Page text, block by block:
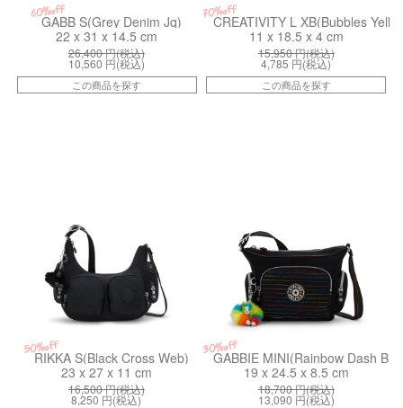
60%off
GABB S(Grey Denim Jq)
22 x 31 x 14.5 cm
26,400円(税込)
10,560 円(税込)
この商品を探す
70%off
CREATIVITY L XB(Bubbles
11 x 18.5 x 4 cm
15,950円(税込)
4,785 円(税込)
この商品を探す
50%off
RIKKA S(Black Cross Web)
23 x 27 x 11 cm
16,500円(税込)
8,250 円(税込)
30%off
GABBIE MINI(Rainbow Dash Bl)
19 x 24.5 x 8.5 cm
18,700円(税込)
13,090 円(税込)